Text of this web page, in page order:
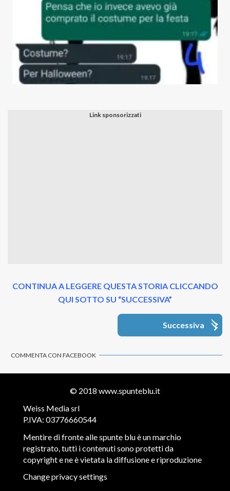
CONTINUA A LEGGERE QUESTA STORIA CLICCANDO
QUI SOTTO SU “SUCCESSIVA”
Successiva
COMMENTA CON FACEBOOK
© 2018 www.spunteblu.it
Weiss Media srl
P.IVA: 03776660544
Mentire di fronte alle spunte blu è un marchio
registrato, tutti i contenuti sono protetti da
copyright e ne è vietata la diffusione e riproduzione
Change privacy settings